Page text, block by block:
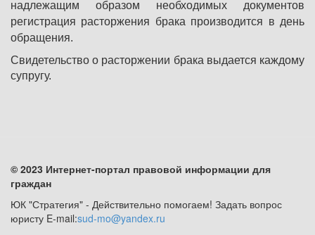
надлежащим образом необходимых документов
регистрация расторжения брака производится в день
обращения.
Свидетельство о расторжении брака выдается каждому
супругу.
© 2023 Интернет-портал правовой информации для
граждан
ЮК "Стратегия" - Действительно помогаем! Задать вопрос
юристу E-mail:sud-mo@yandex.ru